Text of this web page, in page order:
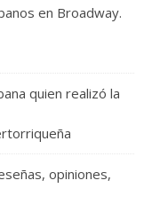
en Broadway.
quien realizó la
opiniones,